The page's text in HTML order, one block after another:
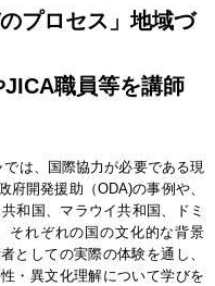
プロセス」地域づ
職員等を講師
は、国際協力が必要である現
開発援助（ODA)の事例や、
和国、マラウイ共和国、ドミ
それぞれの国の文化的な背景
としての実際の体験を通し、
・異文化理解について学びを